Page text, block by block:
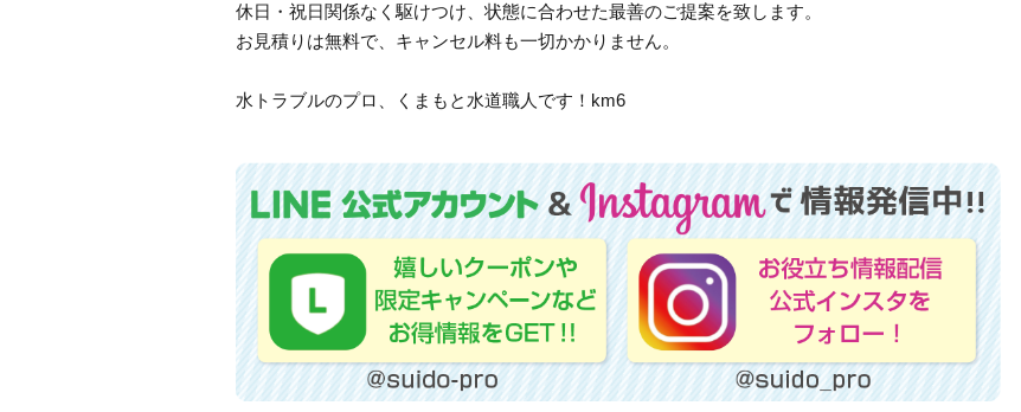
休日・祝日関係なく駆けつけ、状態に合わせた最善のご提案を致します。
お見積りは無料で、キャンセル料も一切かかりません。
水トラブルのプロ、くまもと水道職人です！km6